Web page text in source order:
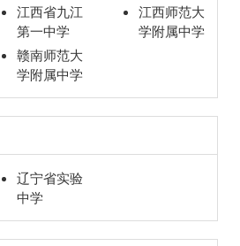
江西省九江
第一中学
江西师范大
学附属中学
赣南师范大
学附属中学
辽宁省实验
中学